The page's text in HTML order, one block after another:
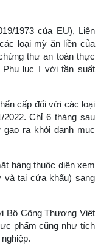
1973 của EU), Liên
loại mỳ ăn liền của
thư an toàn thực
lục I với tần suất
cấp đối với các loại
Chỉ 6 tháng sau
ra khỏi danh mục
hàng thuộc diện xem
và tại cửa khẩu) sang
Bộ Công Thương Việt
phẩm cũng như tích